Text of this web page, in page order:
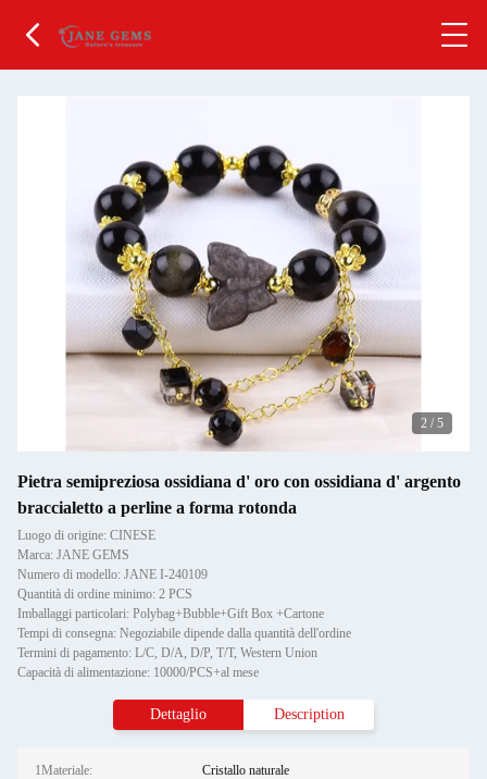
2 / 5
Pietra semipreziosa ossidiana d' oro con ossidiana d' argento
braccialetto a perline a forma rotonda
Luogo di origine: CINESE
Marca: JANE GEMS
Numero di modello: JANE I-240109
Quantità di ordine minimo: 2 PCS
Imballaggi particolari: Polybag+Bubble+Gift Box +Cartone
Tempi di consegna: Negoziabile dipende dalla quantità dell'ordine
Termini di pagamento: L/C, D/A, D/P, T/T, Western Union
Capacità di alimentazione: 10000/PCS+al mese
Dettaglio Description
1Materiale: Cristallo naturale